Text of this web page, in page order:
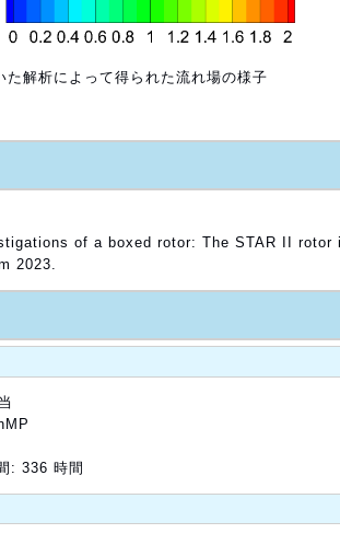
解析によって得られた流れ場の様子
of a boxed rotor: The STAR II rotor
2023.
: 336 時間